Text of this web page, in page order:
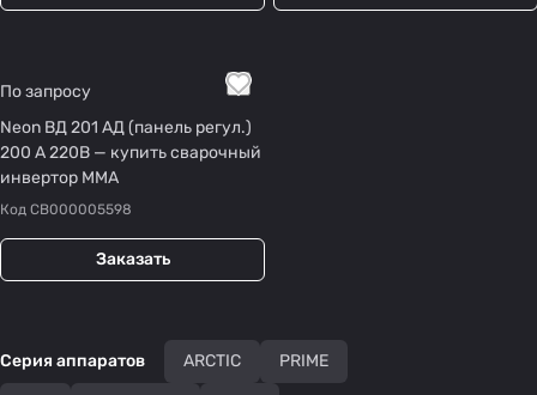
По запросу
Neon ВД 201 АД (панель регул.)
200 А 220В — купить сварочный
инвертор MMA
Код СВ000005598
Заказать
Серия аппаратов ARCTIC PRIME